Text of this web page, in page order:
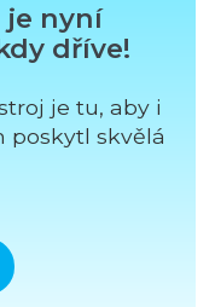
je nyní
dříve!
je tu, aby i
skvělá